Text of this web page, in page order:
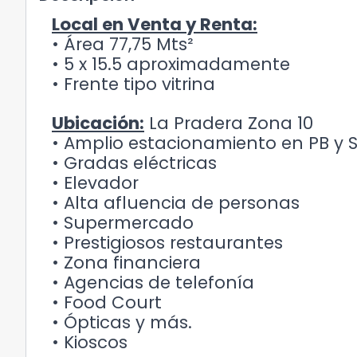
Local en Venta y Renta:
• Área 77,75 Mts²
• 5 x 15.5 aproximadamente
• Frente tipo vitrina
Ubicación: La Pradera Zona 10
• Amplio estacionamiento en PB y
• Gradas eléctricas
• Elevador
• Alta afluencia de personas
• Supermercado
• Prestigiosos restaurantes
• Zona financiera
• Agencias de telefonía
• Food Court
• Ópticas y más.
• Kioscos